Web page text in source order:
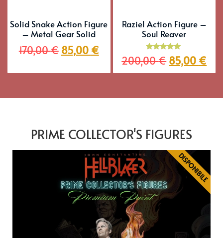
Solid Snake Action Figure
– Metal Gear Solid
170,00€ 85,00 €
Raziel Action Figure –
Soul Reaver
Valutato
5.00
200,00€ 85,00 €
PRIME COLLECTOR'S FIGURES
DISPONIBILE